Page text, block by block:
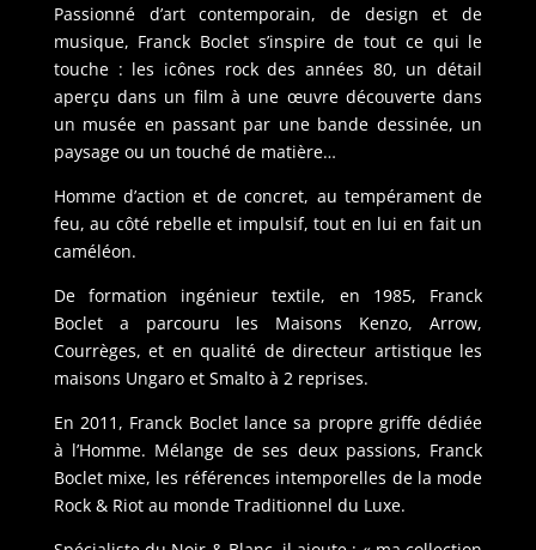
Passionné d’art contemporain, de design et de
musique, Franck Boclet s’inspire de tout ce qui le
touche : les icônes rock des années 80, un détail
aperçu dans un film à une œuvre découverte dans
un musée en passant par une bande dessinée, un
paysage ou un touché de matière…
Homme d’action et de concret, au tempérament de
feu, au côté rebelle et impulsif, tout en lui en fait un
caméléon.
De formation ingénieur textile, en 1985, Franck
Boclet a parcouru les Maisons Kenzo, Arrow,
Courrèges, et en qualité de directeur artistique les
maisons Ungaro et Smalto à 2 reprises.
En 2011, Franck Boclet lance sa propre griffe dédiée
à l’Homme. Mélange de ses deux passions, Franck
Boclet mixe, les références intemporelles de la mode
Rock & Riot au monde Traditionnel du Luxe.